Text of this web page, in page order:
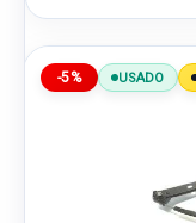
-5% USADO